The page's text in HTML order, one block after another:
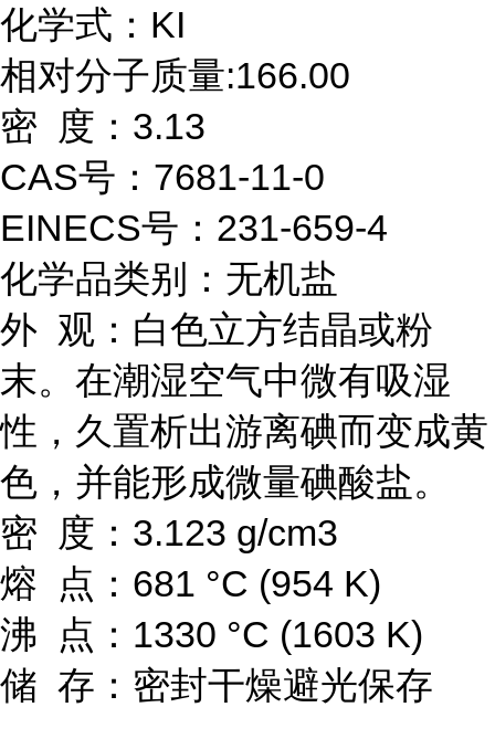
化学式：KI
相对分子质量:166.00
密 度：3.13
CAS号：7681-11-0
EINECS号：231-659-4
化学品类别：无机盐
外 观：白色立方结晶或粉
末。在潮湿空气中微有吸湿
性，久置析出游离碘而变成黄
色，并能形成微量碘酸盐。
密 度：3.123 g/cm3
熔 点：681 °C (954 K)
沸 点：1330 °C (1603 K)
储 存：密封干燥避光保存